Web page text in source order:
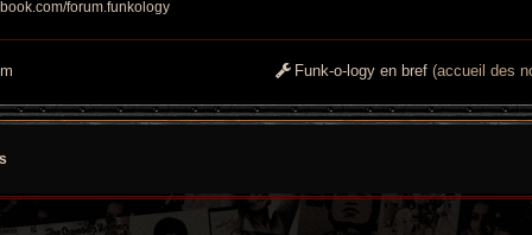
forum.funkology
Funk-o-logy en bref (accueil des